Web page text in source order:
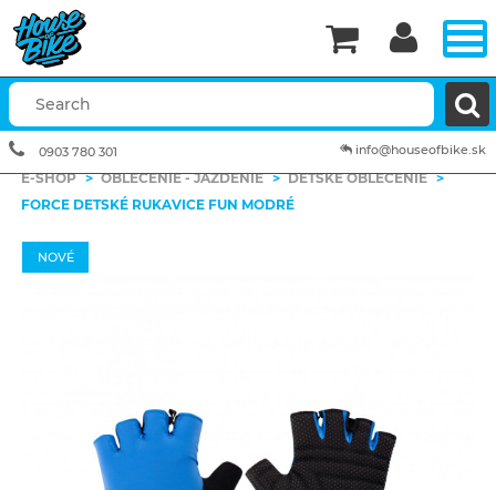
E-SHOP > OBLEČENIE - JAZDENIE > DETSKÉ OBLEČENIE >
FORCE DETSKÉ RUKAVICE FUN MODRÉ
NOVÉ


info@houseofbike.sk
0903 780 301